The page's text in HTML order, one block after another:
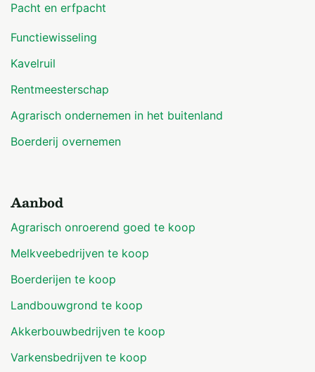
Pacht en erfpacht
Functiewisseling
Kavelruil
Rentmeesterschap
Agrarisch ondernemen in het buitenland
Boerderij overnemen
Aanbod
Agrarisch onroerend goed te koop
Melkveebedrijven te koop
Boerderijen te koop
Landbouwgrond te koop
Akkerbouwbedrijven te koop
Varkensbedrijven te koop